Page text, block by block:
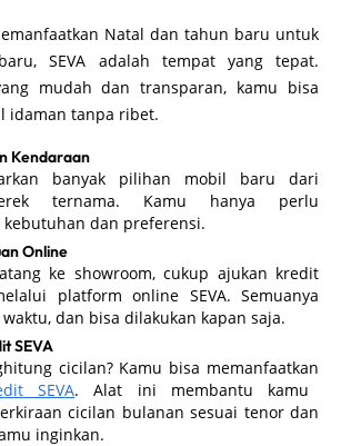
Natal dan tahun baru untuk
SEVA adalah tempat yang tepat.
mudah dan transparan, kamu bisa
idaman tanpa ribet.
Kendaraan
banyak pilihan mobil baru dari
ternama. Kamu hanya perlu
kebutuhan dan preferensi.
Online
ke showroom, cukup ajukan kredit
platform online SEVA. Semuanya
dan bisa dilakukan kapan saja.
SEVA
cicilan? Kamu bisa memanfaatkan
SEVA. Alat ini membantu kamu
cicilan bulanan sesuai tenor dan
inginkan.